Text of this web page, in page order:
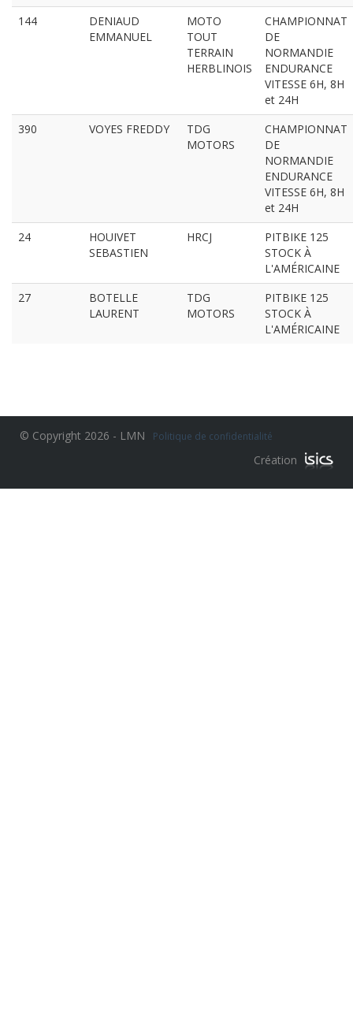
144
DENIAUD
EMMANUEL
MOTO
TOUT
TERRAIN
HERBLINOIS
CHAMPIONNAT
DE
NORMANDIE
ENDURANCE
VITESSE 6H, 8H
et 24H
390
VOYES FREDDY
TDG
MOTORS
CHAMPIONNAT
DE
NORMANDIE
ENDURANCE
VITESSE 6H, 8H
et 24H
24
HOUIVET
SEBASTIEN
HRCJ
PITBIKE 125
STOCK À
L'AMÉRICAINE
27
BOTELLE
LAURENT
TDG
MOTORS
PITBIKE 125
STOCK À
L'AMÉRICAINE
© Copyright 2026 - LMN Politique de confidentialité
Création